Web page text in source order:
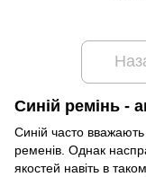
Синій ремінь -
Синій часто
ременів. Однак
якостей навіть в